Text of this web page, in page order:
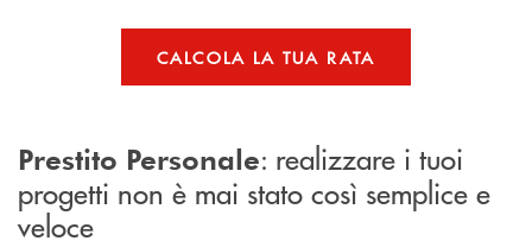
CALCOLA LA TUA RATA
Prestito Personale: realizzare i tuoi
progetti non è mai stato così semplice e
veloce